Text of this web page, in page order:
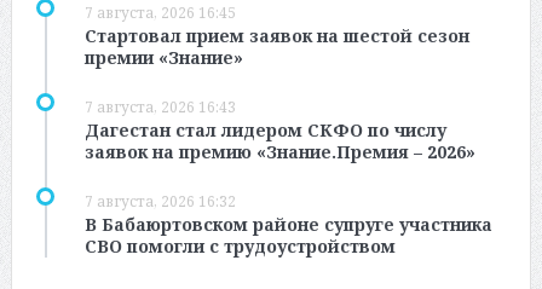
7 августа, 2026 16:45
Стартовал прием заявок на шестой сезон
премии «Знание»
7 августа, 2026 16:43
Дагестан стал лидером СКФО по числу
заявок на премию «Знание.Премия – 2026»
7 августа, 2026 16:32
В Бабаюртовском районе супруге участника
СВО помогли с трудоустройством